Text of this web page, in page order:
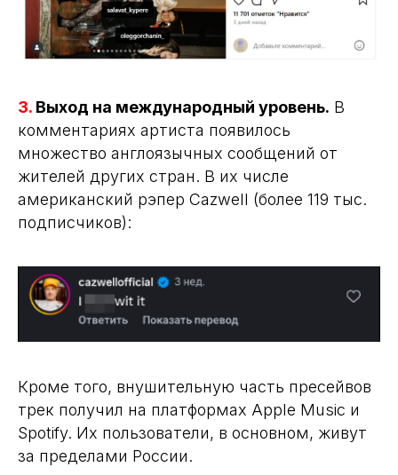
3. Выход на международный уровень. В
комментариях артиста появилось
множество англоязычных сообщений от
жителей других стран. В их числе
американский рэпер Cazwell (более 119 тыс.
подписчиков):
Кроме того, внушительную часть пресейвов
трек получил на платформах Apple Music и
Spotify. Их пользователи, в основном, живут
за пределами России.